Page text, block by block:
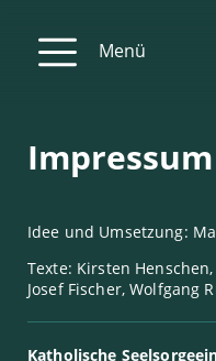
Menü
Impressum
Idee und Umsetzung:
Texte: Kirsten
Josef Fischer, Wolfgang
Katholische